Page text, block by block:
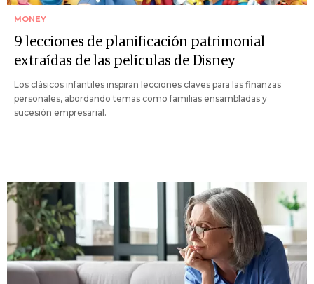
MONEY
9 lecciones de planificación patrimonial
extraídas de las películas de Disney
Los clásicos infantiles inspiran lecciones claves para las finanzas
personales, abordando temas como familias ensambladas y
sucesión empresarial.